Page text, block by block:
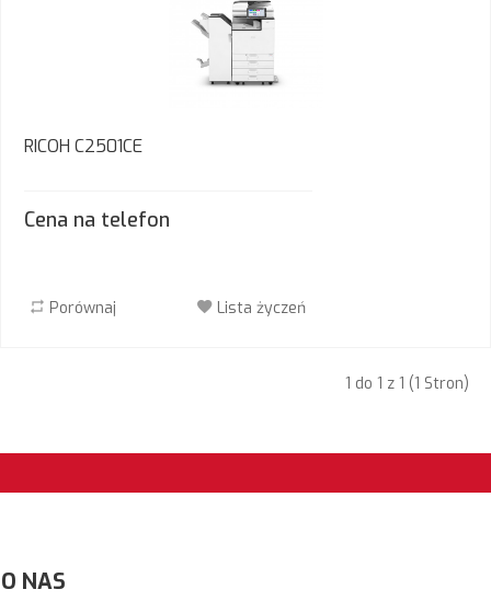
RICOH C2501CE
Cena na telefon
Porównaj Lista życzeń
1 do 1 z 1 (1 Stron)
O NAS